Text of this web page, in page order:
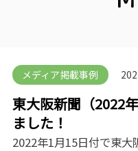
メディア掲載事例
東大阪新聞（2022
ました！
2022年1月15日付で東